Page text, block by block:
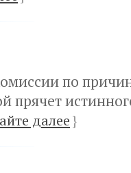
по
прячет
далее}